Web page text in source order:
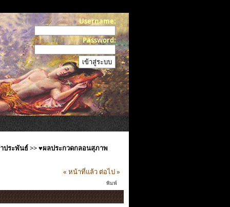
Username:
Password:
ประพันธ์>>♥ผลประกวดกลอนสุภาพ
« หน้าที่แล้ว ต่อไป »
พิมพ์